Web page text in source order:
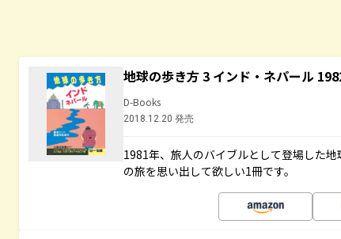
地球の歩き方 3 インド・ネパール
D-Books
2018.12.20 発売
1981年、旅人のバイブルとして登場した
の旅を思い出して欲しい1冊です。